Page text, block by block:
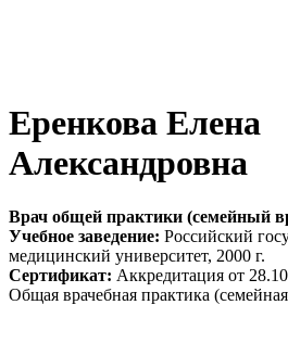
Еренкова Елена
Александровна
Врач общей практики (семейный
Учебное заведение: Российский
медицинский университет, 2000 г.
Сертификат: Аккредитация от
Общая врачебная практика